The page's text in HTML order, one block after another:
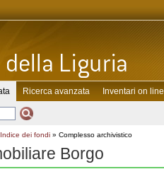
Ricerca avanzata Inventari on line
Indice dei fondi » Complesso archivistico
Borgo